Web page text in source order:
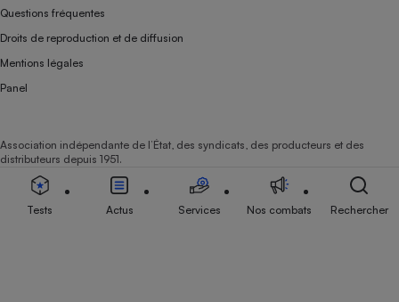
Questions fréquentes
Droits de reproduction et de diffusion
Mentions légales
Panel
Association indépendante de l’État, des syndicats, des producteurs et des
distributeurs depuis 1951.
Tests Actus Services Nos combats Rechercher